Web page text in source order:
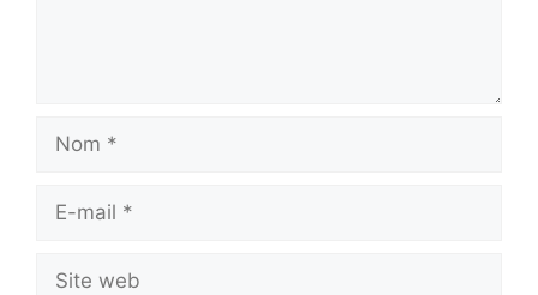
Nom
Site